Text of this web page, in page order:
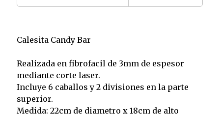
Calesita Candy Bar
Realizada en fibrofacil de 3mm de espesor
mediante corte laser.
Incluye 6 caballos y 2 divisiones en la parte
superior.
Medida: 22cm de diametro x 18cm de alto